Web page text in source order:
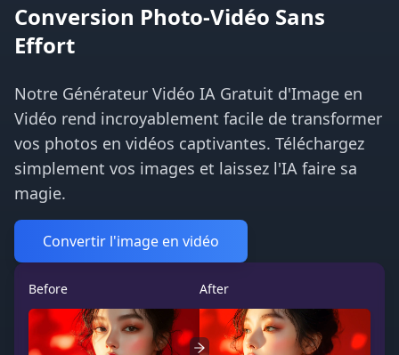
Conversion Photo-Vidéo Sans
Effort
Notre Générateur Vidéo IA Gratuit d'Image en
Vidéo rend incroyablement facile de transformer
vos photos en vidéos captivantes. Téléchargez
simplement vos images et laissez l'IA faire sa
magie.
Convertir l'image en vidéo
Before After